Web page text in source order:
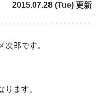
2015.07.28 (Tue) 更新
郎です。
ます。